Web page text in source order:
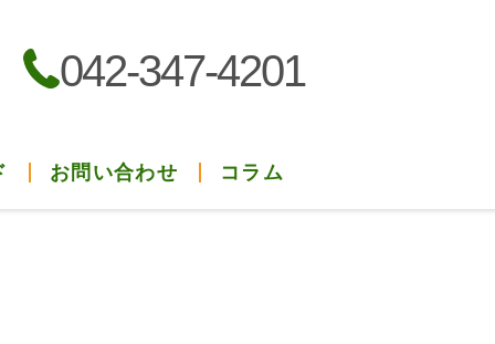
042-347-4201
お問い合わせ コラム